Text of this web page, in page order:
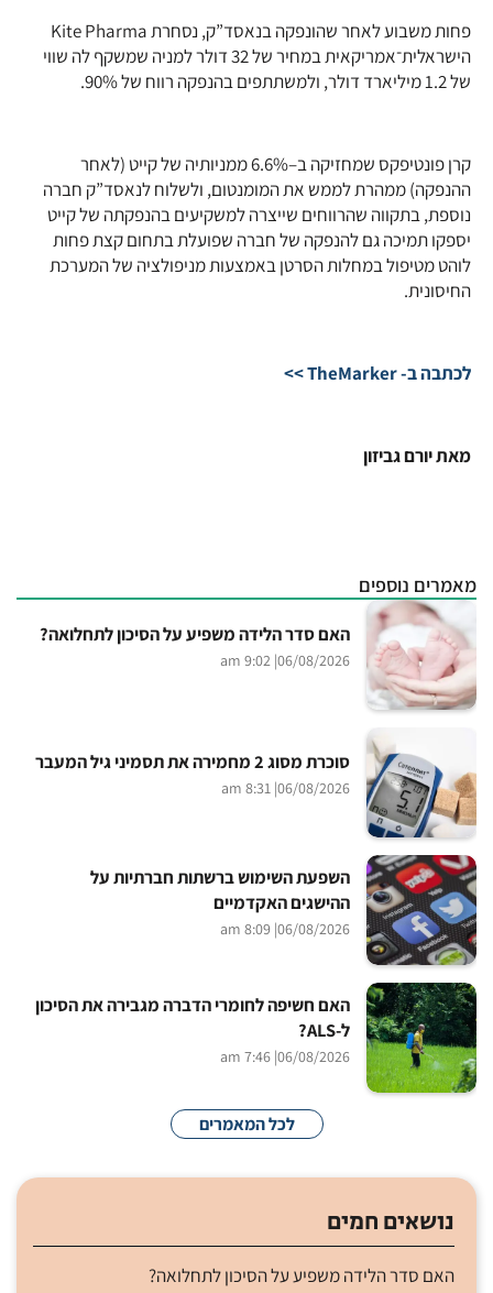
פחות משבוע לאחר שהונפקה בנאסד”ק, נסחרת Kite Pharma
הישראלית־אמריקאית במחיר של 32 דולר למניה שמשקף לה שווי
של 1.2 מיליארד דולר, ולמשתתפים בהנפקה רווח של 90%.
קרן פונטיפקס שמחזיקה ב–6.6% ממניותיה של קייט (לאחר
ההנפקה) ממהרת לממש את המומנטום, ולשלוח לנאסד”ק חברה
נוספת, בתקווה שהרווחים שייצרה למשקיעים בהנפקתה של קייט
יספקו תמיכה גם להנפקה של חברה שפועלת בתחום קצת פחות
לוהט מטיפול במחלות הסרטן באמצעות מניפולציה של המערכת
החיסונית.
לכתבה ב- TheMarker >>
מאת יורם גביזון
מאמרים נוספים
האם סדר הלידה משפיע על הסיכון לתחלואה?
06/08/2026
| 9:02 am
סוכרת מסוג 2 מחמירה את תסמיני גיל המעבר
06/08/2026
| 8:31 am
השפעת השימוש ברשתות חברתיות על
ההישגים האקדמיים
06/08/2026
| 8:09 am
האם חשיפה לחומרי הדברה מגבירה את הסיכון
ל-ALS?
06/08/2026
| 7:46 am
לכל המאמרים
נושאים חמים
האם סדר הלידה משפיע על הסיכון לתחלואה?